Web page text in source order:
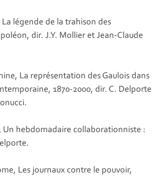
La légende de la trahison des
dir. J.Y. Mollier et Jean-Claude
La représentation des Gaulois dans
1870-2000, dir. C. Delporte
Un hebdomadaire collaborationniste :
Les journaux contre le pouvoir,